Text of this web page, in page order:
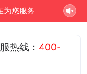
为您服务
热线： 400-